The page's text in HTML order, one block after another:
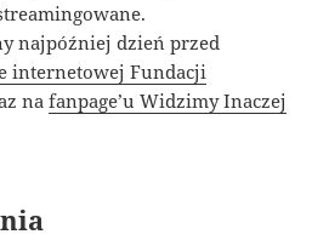
najpóźniej dzień przed
internetowej Fundacji
nafanpage’u Widzimy Inaczej